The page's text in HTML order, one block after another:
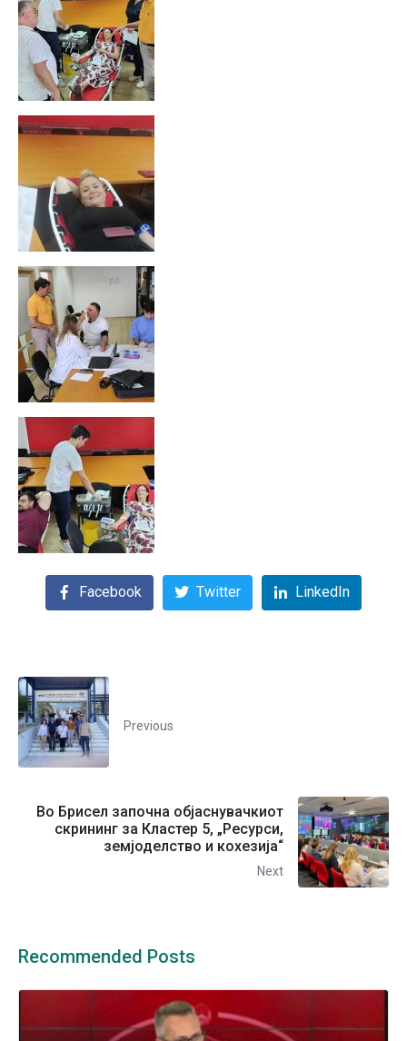
Facebook Twitter LinkedIn
Previous
Во Брисел започна објаснувачкиот
скрининг за Кластер 5, „Ресурси,
земјоделство и кохезија“
Next
Recommended Posts